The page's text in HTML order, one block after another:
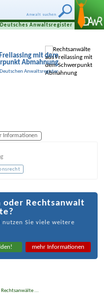
Anwalt suchen
Deutsches Anwaltsregister
mit dem
Abmahnung
Anwaltsregister
Informationen
Rechtsanwalt
Sie viele weitere
mehr Informationen
...